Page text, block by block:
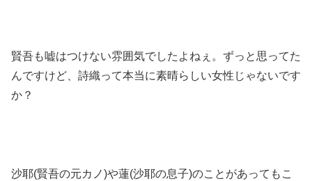
賢吾も嘘はつけない雰囲気でしたよねぇ。ずっと思ってた
んですけど、詩織って本当に素晴らしい女性じゃないです
か？
沙耶(賢吾の元カノ)や蓮(沙耶の息子)のことがあってもこ